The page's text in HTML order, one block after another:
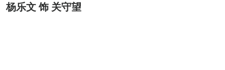
杨乐文 饰 关守望